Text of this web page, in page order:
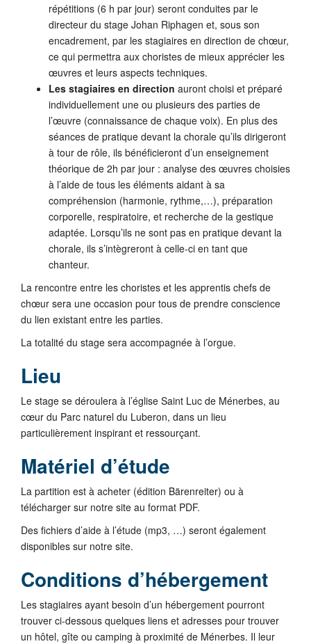
répétitions (6 h par jour) seront conduites par le
directeur du stage Johan Riphagen et, sous son
encadrement, par les stagiaires en direction de chœur,
ce qui permettra aux choristes de mieux apprécier les
œuvres et leurs aspects techniques.
Les stagiaires en direction auront choisi et préparé
individuellement une ou plusieurs des parties de
l’œuvre (connaissance de chaque voix). En plus des
séances de pratique devant la chorale qu’ils dirigeront
à tour de rôle, ils bénéficieront d’un enseignement
théorique de 2h par jour : analyse des œuvres choisies
à l’aide de tous les éléments aidant à sa
compréhension (harmonie, rythme,…), préparation
corporelle, respiratoire, et recherche de la gestique
adaptée. Lorsqu’ils ne sont pas en pratique devant la
chorale, ils s’intègreront à celle-ci en tant que
chanteur.
La rencontre entre les choristes et les apprentis chefs de
chœur sera une occasion pour tous de prendre conscience
du lien existant entre les parties.
La totalité du stage sera accompagnée à l’orgue.
Lieu
Le stage se déroulera à l’église Saint Luc de Ménerbes, au
cœur du Parc naturel du Luberon, dans un lieu
particulièrement inspirant et ressourçant.
Matériel d’étude
La partition est à acheter (édition Bärenreiter) ou à
télécharger sur notre site au format PDF.
Des fichiers d’aide à l’étude (mp3, …) seront également
disponibles sur notre site.
Conditions d’hébergement
Les stagiaires ayant besoin d’un hébergement pourront
trouver ci-dessous quelques liens et adresses pour trouver
un hôtel, gîte ou camping à proximité de Ménerbes. Il leur